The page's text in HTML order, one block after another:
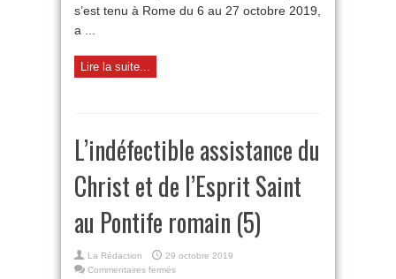
s’est tenu à Rome du 6 au 27 octobre 2019,
a ...
Lire la suite...
L’indéfectible assistance du
Christ et de l’Esprit Saint
au Pontife romain (5)
La Rédaction
29 octobre 2019
Commentaires ferméssur